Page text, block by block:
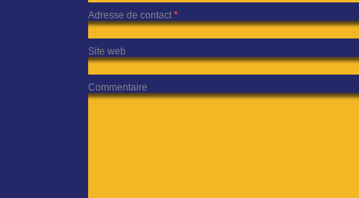
Adresse de contact *
Site web
Commentaire